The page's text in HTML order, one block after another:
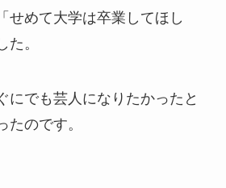
せめて大学は卒業してほし
た。
にでも芸人になりたかったと
たのです。